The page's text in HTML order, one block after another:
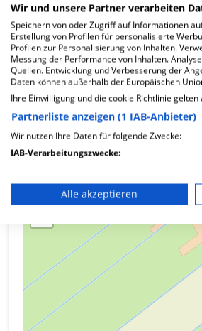
Wie ist die Telefonnummer
Karte
Wir und unsere Partner verarbeiten
Speichern von oder Zugriff auf Informationen
Erstellung von Profilen für personalisierte
Profilen zur Personalisierung von Inhalten.
Messung der Performance von Inhalten.
Quellen. Entwicklung und Verbesserung der
Daten können außerhalb der Europäischen
Ihre Einwilligung und die cookie Richtlinie
Partnerliste anzeigen (1 IAB-Anbieter)
Wir nutzen Ihre Daten für folgende Zwecke:
IAB-Verarbeitungszwecke:
Verwendung reduzierter Daten zur
Erstellung von Profilen für
Verwendung von Profilen zur
Erstellung von Profilen zur
Verwendung von Profilen zur
Alle akzeptieren